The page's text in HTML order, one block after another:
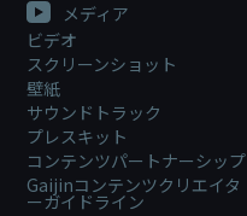
メディア
ビデオ
スクリーンショット
壁紙
サウンドトラック
プレスキット
コンテンツパートナーシップ
Gaijinコンテンツクリエイタ
ーガイドライン